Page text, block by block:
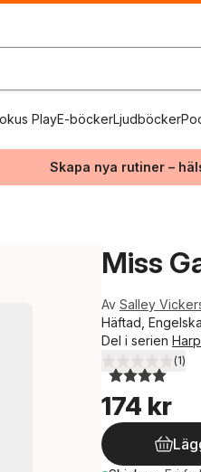
PlayE-böckerLjudböcker
Skapa nya rutiner –
Miss
Av Salley
Häftad,
Del i serien
4,0utav 5 (1)
174 kr